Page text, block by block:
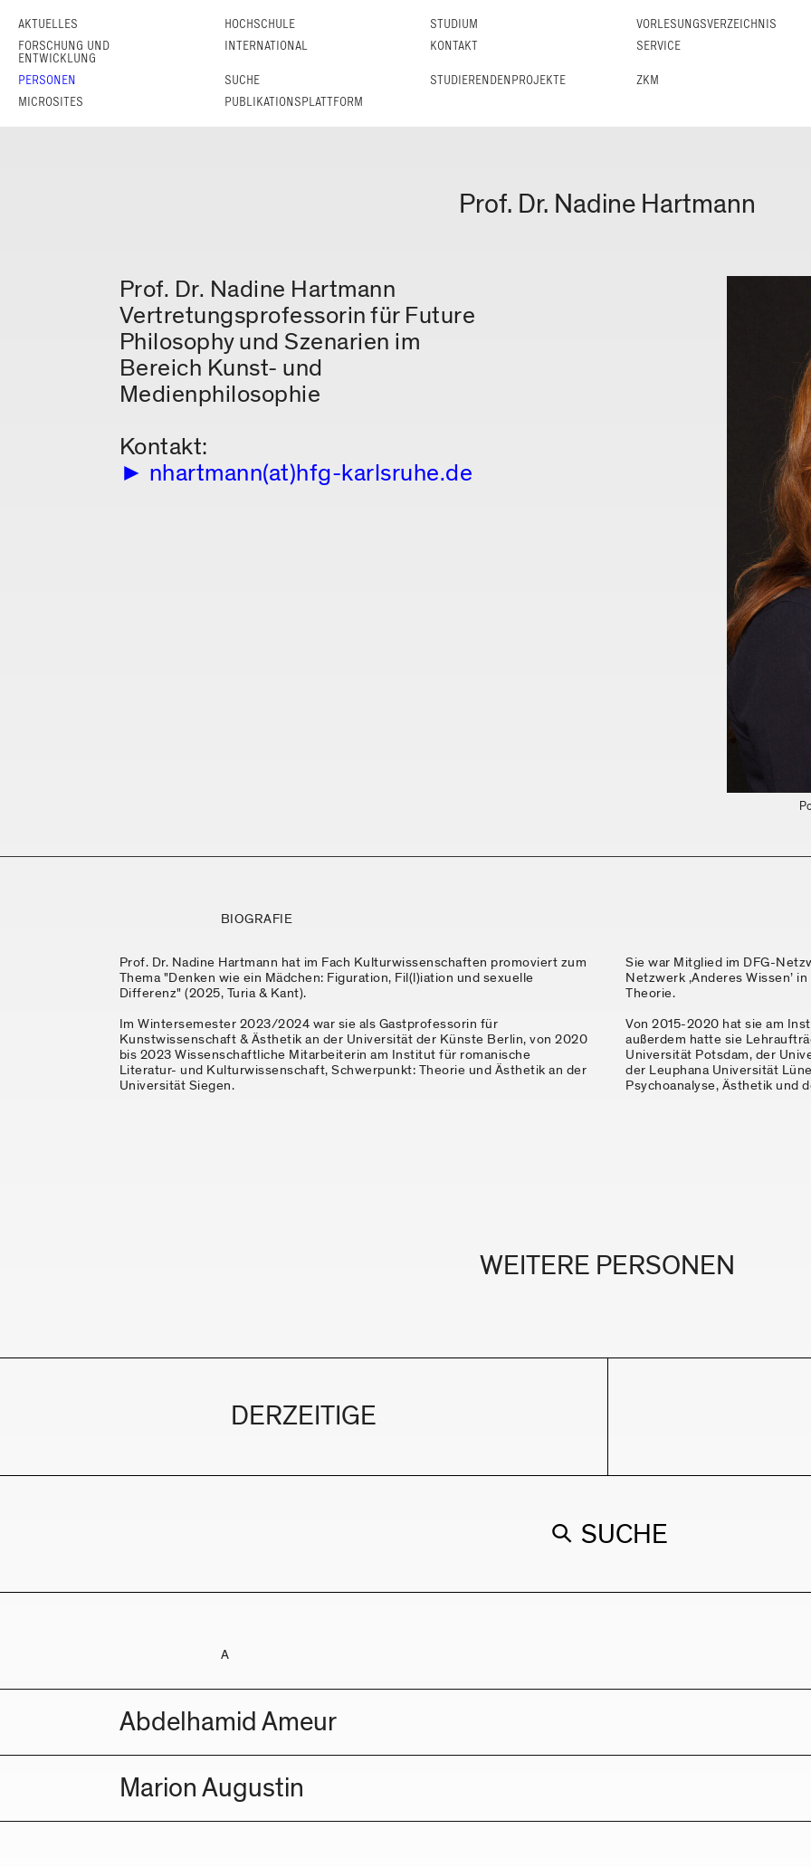
AKTUELLES HOCHSCHULE STUDIUM
VORLESUNGS­VERZEICHNIS
FORSCHUNG UND
ENTWICKLUNG
INTERNATIONAL KONTAKT SERVICE
PERSONEN SUCHE STUDIERENDENPROJEKTE
ZKM
MICROSITES
PUBLIKATIONSPLATTFORM
Prof. Dr. Nadine Hartmann
Prof. Dr. Nadine Hartmann
Vertretungsprofessorin für Future
Philosophy und Szenarien im
Bereich Kunst- und
Medienphilosophie
Kontakt:
nhartmann(at)hfg-karlsruhe.de
BIOGRAFIE
Prof. Dr. Nadine Hartmann hat im Fach Kulturwissenschaften promoviert zum
Thema "Denken wie ein Mädchen: Figuration, Fil(l)iation und sexuelle
Differenz" (2025, Turia & Kant).
Im Wintersemester 2023/2024 war sie als Gastprofessorin für
Kunstwissenschaft & Ästhetik an der Universität der Künste Berlin, von 2020
bis 2023 Wissenschaftliche Mitarbeiterin am Institut für romanische
Literatur- und Kulturwissenschaft, Schwerpunkt: Theorie und Ästhetik an der
Universität Siegen.
Sie war Mitglied im DFG-
Netzwerk ‚Anderes Wissen’
Theorie.
Von 2015-2020 hat sie am
außerdem hatte sie
Universität Potsdam, der
der Leuphana Universität
Psychoanalyse, Ästhetik und
WEITERE PERSONEN
DERZEITIGE
A
Abdelhamid Ameur
Marion Augustin